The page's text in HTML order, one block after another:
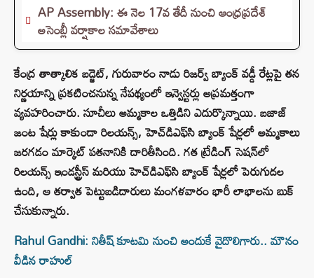
AP Assembly: ఈ నెల 17వ తేదీ నుంచి ఆంధ్రప్రదేశ్
అసెంబ్లీ వర్షాకాల సమావేశాలు
కేంద్ర తాత్కాలిక బడ్జెట్, గురువారం నాడు రిజర్వ్ బ్యాంక్ వడ్డీ రేట్లపై తన
నిర్ణయాన్ని ప్రకటించనున్న నేపథ్యంలో ఇన్వెస్టర్లు అప్రమత్తంగా
వ్యవహరించారు. సూచీలు అమ్మకాల ఒత్తిడిని ఎదుర్కొన్నాయి. బజాజ్
జంట షేర్లు కాకుండా రిలయన్స్, హెచ్‌డిఎఫ్‌సి బ్యాంక్ షేర్లలో అమ్మకాలు
జరగడం మార్కెట్ పతనానికి దారితీసింది. గత ట్రేడింగ్ సెషన్‌లో
రిలయన్స్ ఇండస్ట్రీస్ మరియు హెచ్‌డిఎఫ్‌సి బ్యాంక్ షేర్లలో పెరుగుదల
ఉంది, ఆ తర్వాత పెట్టుబడిదారులు మంగళవారం భారీ లాభాలను బుక్
చేసుకున్నారు.
Rahul Gandhi: నితీష్‌ కూటమి నుంచి అందుకే వైదొలిగారు.. మౌనం
వీడిన రాహుల్‌